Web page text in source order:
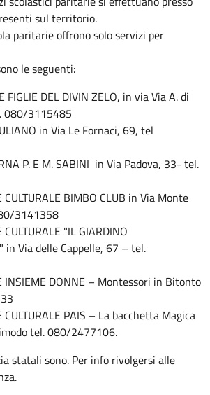
sul territorio.
paritarie offrono solo servizi per
le seguenti:
FIGLIE DEL DIVIN ZELO, in via Via A. di
080/3115485
in Via Le Fornaci, 69, tel
P. E M. SABINI in Via Padova, 33- tel.
CULTURALE BIMBO CLUB in Via Monte
3141358
"IL GIARDINO
in Via delle Cappelle, 67 – tel.
INSIEME DONNE – Montessori in Bitonto
CULTURALE PAIS – La bacchetta Magica
tel. 080/2477106.
statali sono. Per info rivolgersi alle